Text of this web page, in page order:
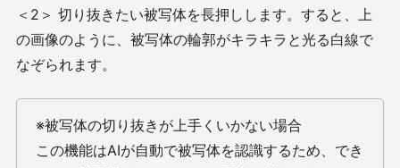
＜2＞ 切り抜きたい被写体を長押しします。すると、上
の画像のように、被写体の輪郭がキラキラと光る白線で
なぞられます。
※被写体の切り抜きが上手くいかない場合
この機能はAIが自動で被写体を認識するため、でき